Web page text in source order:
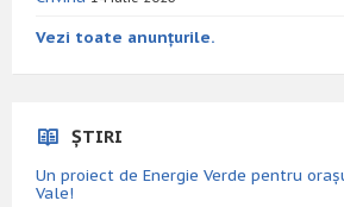
Vezi toate anunțurile.
ȘTIRI
Un proiect de Energie Verde pentru
Vale!